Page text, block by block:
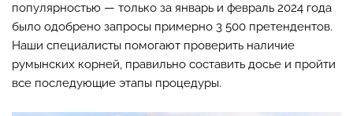
популярностью — только за январь и февраль 2024 года
было одобрено запросы примерно 3 500 претендентов.
Наши специалисты помогают проверить наличие
румынских корней, правильно составить досье и пройти
все последующие этапы процедуры.